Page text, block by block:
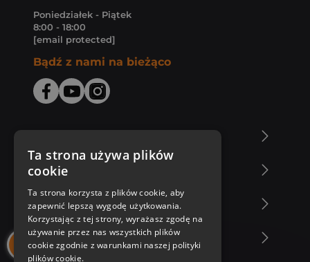
Poniedziałek - Piątek
8:00 - 18:00
[email protected]
Bądź z nami na bieżąco
Zakupy u nas
Nasza oferta
Nasi autorzy
Ta strona używa plików
cookie
Ta strona korzysta z plików cookie, aby
zapewnić lepszą wygodę użytkowania.
Korzystając z tej strony, wyrażasz zgodę na
używanie przez nas wszystkich plików
cookie zgodnie z warunkami naszej polityki
plików cookie.